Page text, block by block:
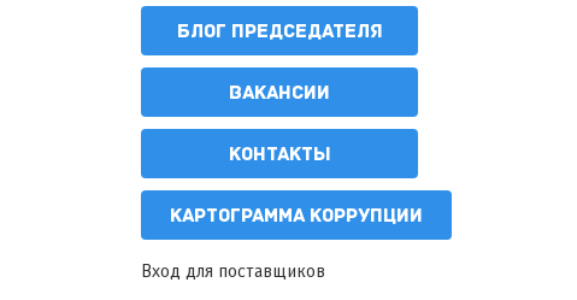
БЛОГ ПРЕДСЕДАТЕЛЯ
ВАКАНСИИ
КОНТАКТЫ
КАРТОГРАММА КОРРУПЦИИ
Вход для поставщиков